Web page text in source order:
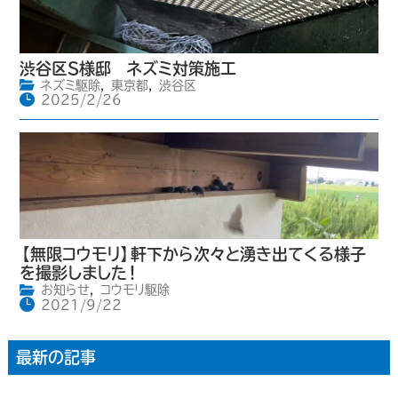
渋谷区S様邸 ネズミ対策施工
ネズミ駆除, 東京都,
渋谷区
2025/2/26
【無限コウモリ】軒下から次々と湧き出てくる様子
を撮影しました！
お知らせ,
コウモリ駆除
2021/9/22
最新の記事